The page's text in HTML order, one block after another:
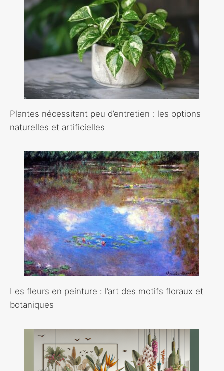
Plantes nécessitant peu d’entretien : les options
naturelles et artificielles
Les fleurs en peinture : l’art des motifs floraux et
botaniques